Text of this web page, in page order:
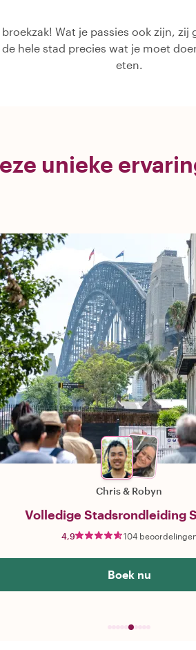
Wat je passies ook zijn,
hele stad precies wat je moet
eten.
unieke
Chris& Robyn
Volledige Stadsrondleiding
4,9 104
Boek nu